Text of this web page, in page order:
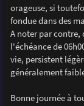
orageuse, si
fondue dans des
A noter par
l'échéance de
vie, persistent
généralement
Bonne journée à